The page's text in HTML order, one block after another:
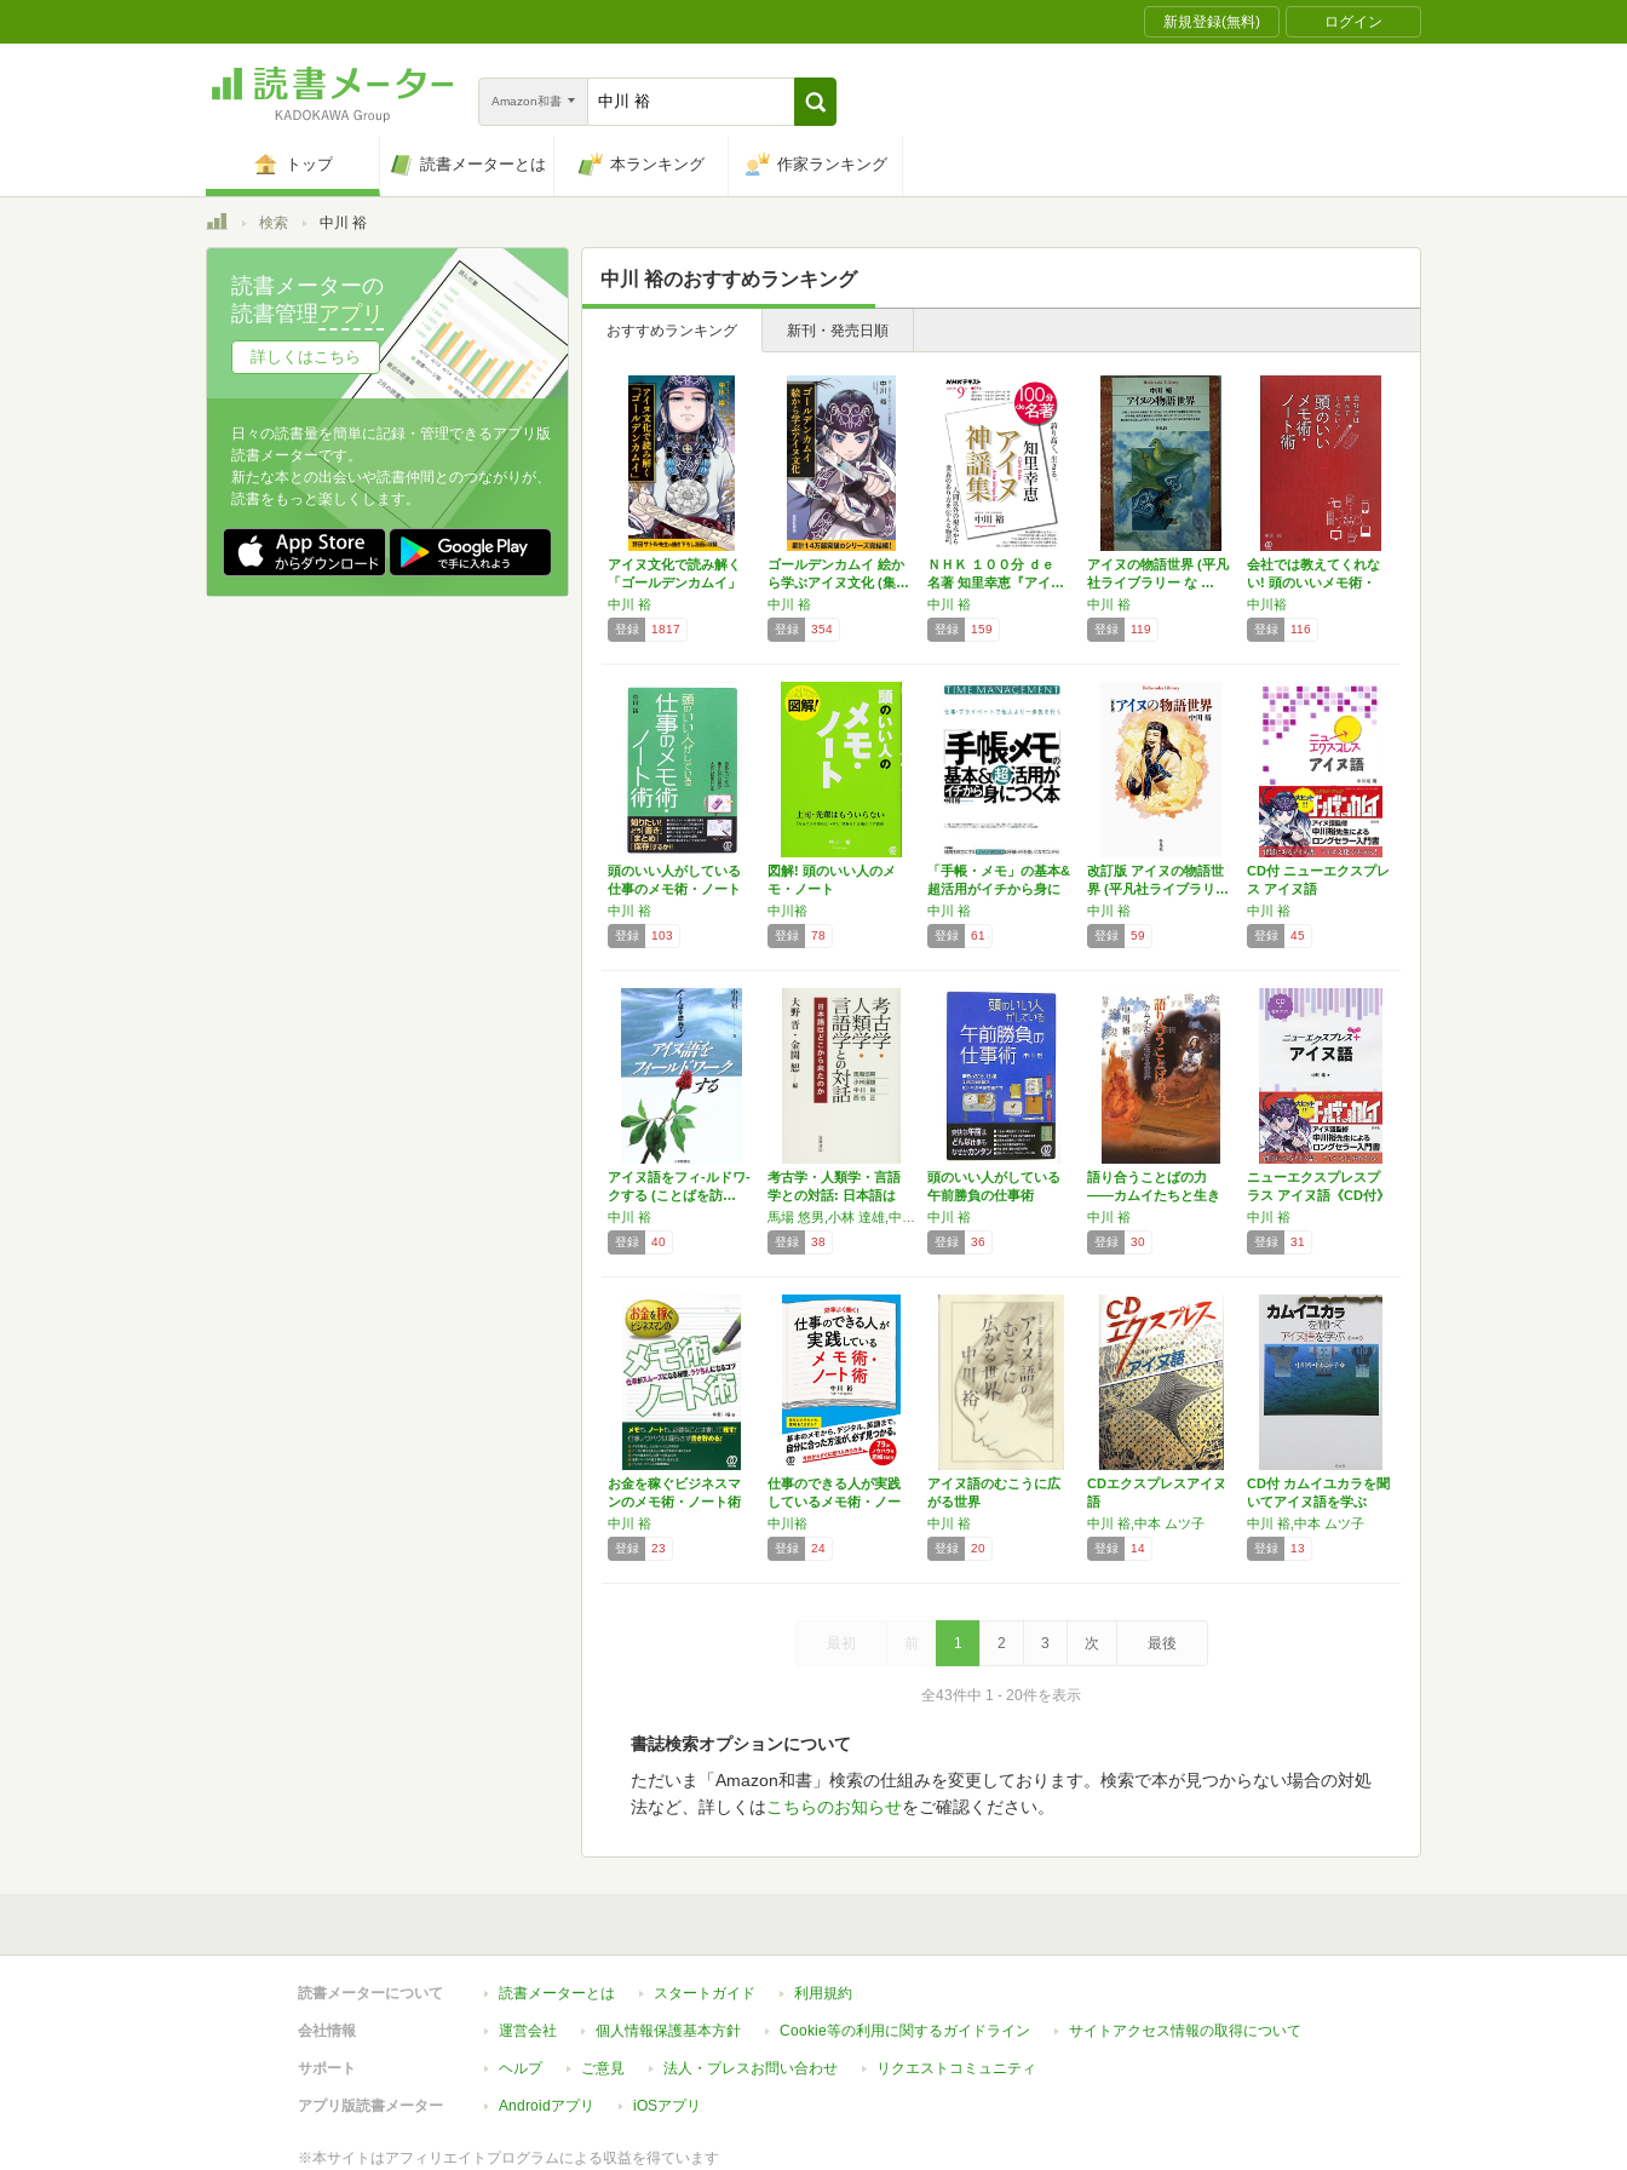
新規登録(無料) ログイン
Amazon和書
トップ 読書メーターとは 本ランキング 作家ランキング
トップ検索 中川 裕
中川 裕のおすすめランキング
おすすめランキング 新刊・発売日順
アイヌ文化で読み解く
「ゴールデンカムイ」
(…
中川 裕
登録 1817
ゴールデンカムイ 絵か
ら学ぶアイヌ文化 (集…
中川 裕
登録 354
ＮＨＫ １００分 ｄｅ
名著 知里幸恵『アイ…
中川 裕
登録 159
アイヌの物語世界 (平凡
社ライブラリー な …
中川 裕
登録 119
会社では教えてくれな
い! 頭のいいメモ術・
ノ…
中川裕
登録 116
頭のいい人がしている
仕事のメモ術・ノート
術
中川 裕
登録 103
図解! 頭のいい人のメ
モ・ノート
中川裕
登録 78
「手帳・メモ」の基本&
超活用がイチから身に
つ…
中川 裕
登録 61
改訂版 アイヌの物語世
界 (平凡社ライブラリ…
中川 裕
登録 59
CD付 ニューエクスプレ
ス アイヌ語
中川 裕
登録 45
アイヌ語をフィ-ルドワ-
クする (ことばを訪…
中川 裕
登録 40
考古学・人類学・言語
学との対話: 日本語は
ど…
登録 38
頭のいい人がしている
午前勝負の仕事術
中川 裕
登録 36
語り合うことばの力
――カムイたちと生き
る世界
中川 裕
登録 30
ニューエクスプレスプ
ラス アイヌ語《CD付》
中川 裕
登録 31
お金を稼ぐビジネスマ
ンのメモ術・ノート術
―仕…
中川 裕
登録 23
仕事のできる人が実践
しているメモ術・ノー
ト術
中川裕
登録 24
アイヌ語のむこうに広
がる世界
中川 裕
登録 20
CDエクスプレスアイヌ
語
中川 裕,中本 ムツ子
登録 14
CD付 カムイユカラを聞
いてアイヌ語を学ぶ
中川 裕,中本 ムツ子
登録 13
最初 前 1 2 3 次 最後
全43件中 1 - 20件を表示
書誌検索オプションについて
ただいま「Amazon和書」検索の仕組みを変更しております。検索で本が見つからない場合の対処
法など、詳しくはこちらのお知らせをご確認ください。
読書メーターの
読書管理アプリ
詳しくはこちら
日々の読書量を簡単に記録・管理できるアプリ版
読書メーターです。
新たな本との出会いや読書仲間とのつながりが、
読書をもっと楽しくします。
読書メーターについて 読書メーターとは スタートガイド 利用規約
会社情報 運営会社 個人情報保護基本方針 Cookie等の利用に関するガイドライン サイトアクセス情報の取得について
サポート ヘルプ ご意見 法人・プレスお問い合わせ リクエストコミュニティ
アプリ版読書メーター Androidアプリ iOSアプリ
※本サイトはアフィリエイトプログラムによる収益を得ています